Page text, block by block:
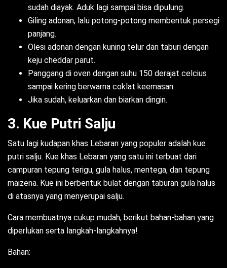
sudah diayak. Aduk lagi sampai bisa dipulung.
Giling adonan, lalu potong-potong membentuk persegi
panjang.
Olesi adonan dengan kuning telur dan taburi dengan
keju cheddar parut.
Panggang di oven dengan suhu 150 derajat celcius
sampai kering berwarna coklat keemasan.
Jika sudah, keluarkan dan biarkan dingin.
3. Kue Putri Salju
Satu lagi kudapan khas Lebaran yang populer adalah kue
putri salju. Kue khas Lebaran yang satu ini terbuat dari
campuran tepung terigu, gula halus, mentega, dan tepung
maizena. Kue ini berbentuk bulat dengan taburan gula halus
di atasnya yang menyerupai salju.
Cara membuatnya cukup mudah, berikut bahan-bahan yang
diperlukan serta langkah-langkahnya!
Bahan: